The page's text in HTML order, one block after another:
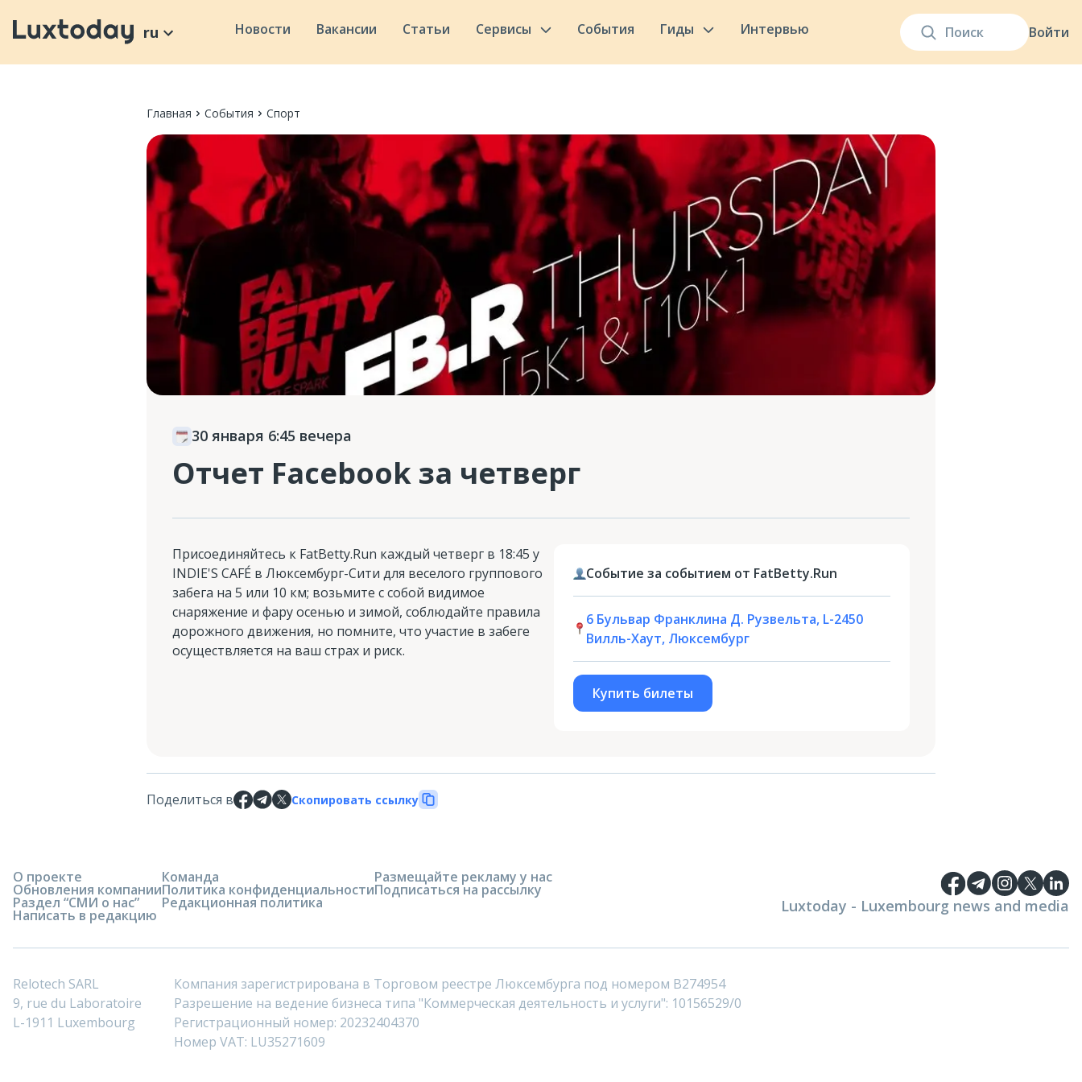
Войти
ru Новости Вакансии Статьи Сервисы События Гиды Интервью
Главная События Спорт
30 января 6:45 вечера
Отчет Facebook за четверг
Присоединяйтесь к FatBetty.Run каждый четверг в 18:45 у
INDIE'S CAFÉ в Люксембург-Сити для веселого группового
забега на 5 или 10 км; возьмите с собой видимое
снаряжение и фару осенью и зимой, соблюдайте правила
дорожного движения, но помните, что участие в забеге
осуществляется на ваш страх и риск.
Событие за событием от FatBetty.Run
6 Бульвар Франклина Д. Рузвельта, L-2450
Вилль-Хаут, Люксембург
Купить билеты
Поделиться в Скопировать ссылку
О проекте
Обновления компании
Раздел “СМИ о нас”
Написать в редакцию
Команда
Политика конфиденциальности
Редакционная политика
Размещайте рекламу у нас
Подписаться на рассылку
Luxtoday - Luxembourg news and media
Relotech SARL
9, rue du Laboratoire
L-1911 Luxembourg
Компания зарегистрирована в Торговом реестре Люксембурга под номером B274954
Разрешение на ведение бизнеса типа "Коммерческая деятельность и услуги": 10156529/0
Регистрационный номер: 20232404370
Номер VAT: LU35271609